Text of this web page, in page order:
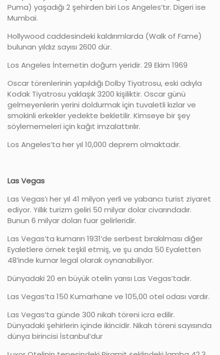
Puma) yaşadığı 2 şehirden biri Los Angeles’tır. Digeri ise
Mumbai.
Hollywood caddesindeki kaldırımlarda (Walk of Fame)
bulunan yıldız sayısı 2600 dür.
Los Angeles İnternetin doğum yeridir. 29 Ekim 1969
Oscar törenlerinin yapıldığı Dolby Tiyatrosu, eski adıyla
Kodak Tiyatrosu yaklaşık 3200 kişiliktir. Oscar günü
gelmeyenlerin yerini doldurmak için tuvaletli kızlar ve
smokinli erkekler yedekte bekletilir. Kimseye bir şey
söylememeleri için kağıt imzalattırılır.
Los Angeles’ta her yıl 10,000 deprem olmaktadır.
Las Vegas
Las Vegas’ı her yıl 41 milyon yerli ve yabancı turist ziyaret
ediyor. Yıllık turizm geliri 50 milyar dolar civarındadır.
Bunun 6 milyar doları fuar gelirleridir.
Las Vegas’ta kumarın 1931’de serbest bırakılması diğer
Eyaletlere örnek teşkil etmiş, ve şu anda 50 Eyaletten
48’inde kumar legal olarak oynanabiliyor.
Dünyadaki 20 en büyük otelin yarısı Las Vegas’tadır.
Las Vegas’ta 150 Kumarhane ve 105,00 otel odası vardır.
Las Vegas’ta günde 300 nikah töreni icra edilir.
Dünyadaki şehirlerin içinde ikincidir. Nikah töreni sayısında
dünya birincisi İstanbul’dur